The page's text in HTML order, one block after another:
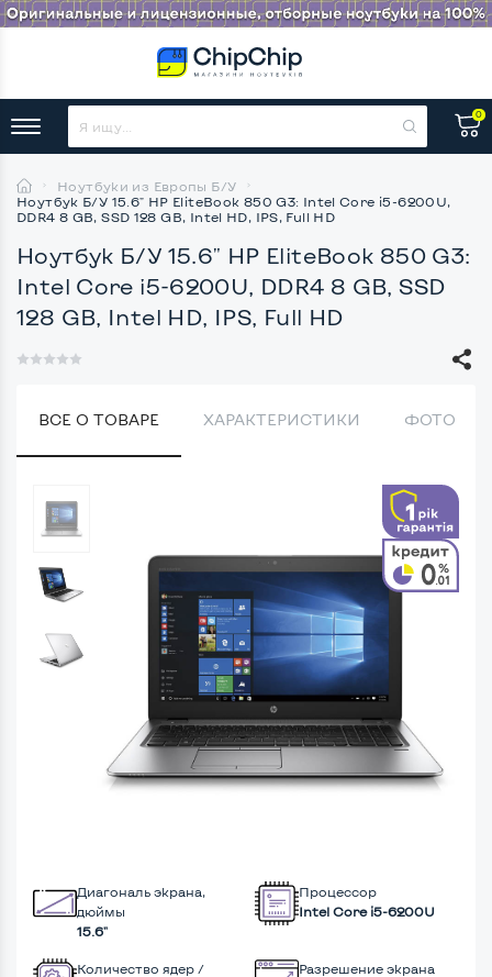
0
Ноутбуки из Европы Б/У
Ноутбук Б/У 15.6" HP EliteBook 850 G3: Intel Core i5-6200U,
DDR4 8 GB, SSD 128 GB, Intel HD, IPS, Full HD
Ноутбук Б/У 15.6" HP EliteBook 850 G3:
Intel Core i5-6200U, DDR4 8 GB, SSD
128 GB, Intel HD, IPS, Full HD
ВСЕ О ТОВАРЕ ХАРАКТЕРИСТИКИ ФОТО
Диагональ экрана,
дюймы
15.6"
Процессор
Intel Core i5-6200U
Количество ядер /
Разрешение экрана